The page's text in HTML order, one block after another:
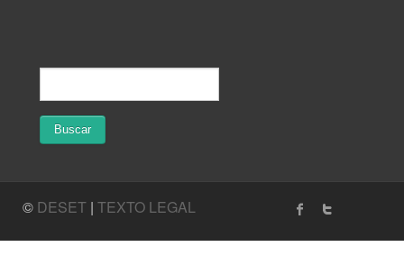
© DESET | TEXTO LEGAL